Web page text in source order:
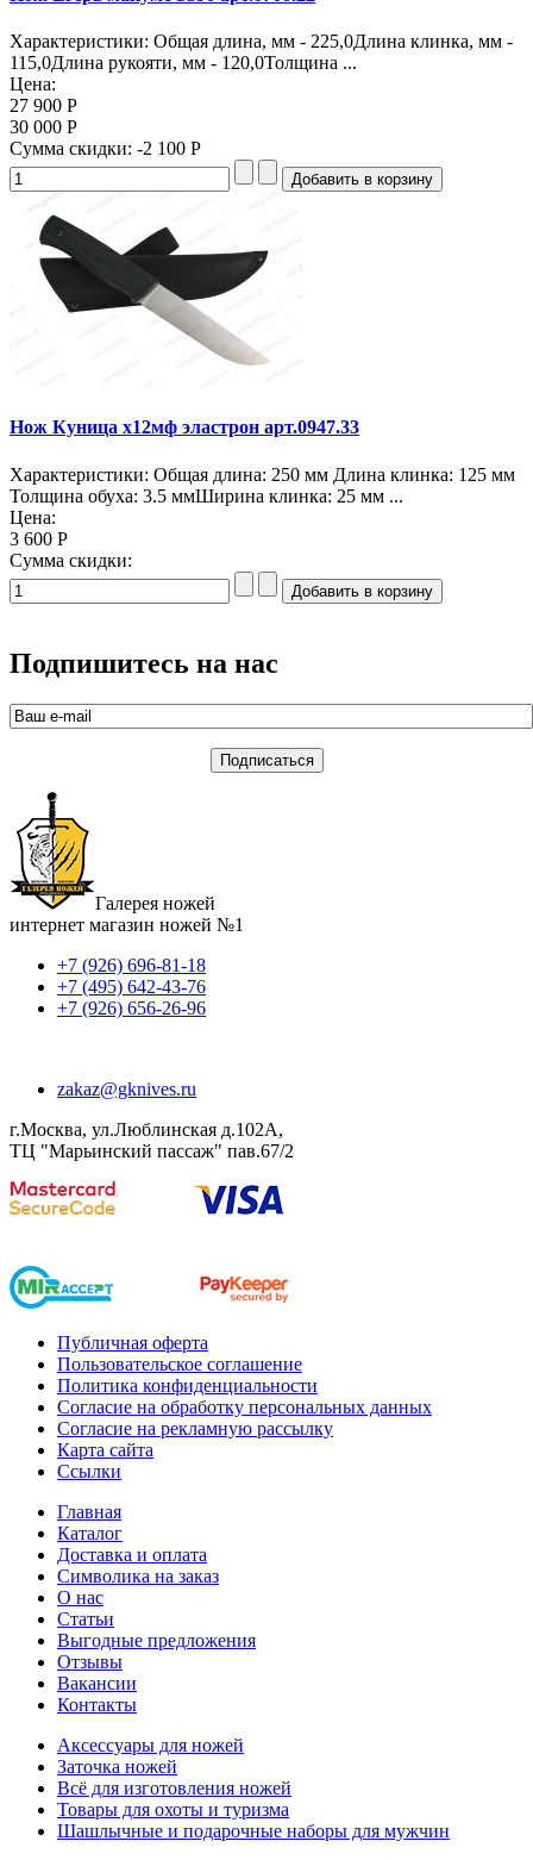
Характеристики: Общая длина, мм - 225,0Длина клинка, мм -
115,0Длина рукояти, мм - 120,0Толщина ...
Цена:
27 900 Р
30 000 Р
Сумма скидки: -2 100 Р
Нож Куница х12мф эластрон арт.0947.33
Характеристики: Общая длина: 250 мм Длина клинка: 125 мм
Толщина обуха: 3.5 ммШирина клинка: 25 мм ...
Цена:
3 600 Р
Сумма скидки:
Подпишитесь на нас
Галерея ножей
интернет магазин ножей №1
+7 (926) 696-81-18
+7 (495) 642-43-76
+7 (926) 656-26-96
zakaz@gknives.ru
г.Москва, ул.Люблинская д.102А,
ТЦ "Марьинский пассаж" пав.67/2
Публичная оферта
Пользовательское соглашение
Политика конфиденциальности
Согласие на обработку персональных данных
Согласие на рекламную рассылку
Карта сайта
Ссылки
Главная
Каталог
Доставка и оплата
Символика на заказ
О нас
Статьи
Выгодные предложения
Отзывы
Вакансии
Контакты
Аксессуары для ножей
Заточка ножей
Всё для изготовления ножей
Товары для охоты и туризма
Шашлычные и подарочные наборы для мужчин